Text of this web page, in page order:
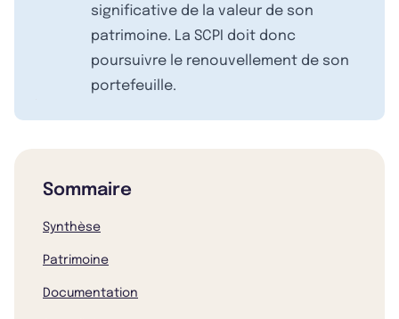
significative de la valeur de son
patrimoine. La SCPI doit donc
poursuivre le renouvellement de son
portefeuille.
Sommaire
Synthèse
Patrimoine
Documentation